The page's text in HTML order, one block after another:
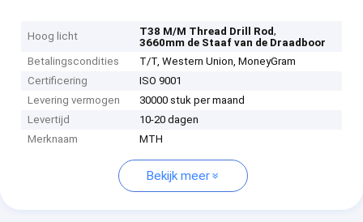
Hoog licht T38 M/M Thread Drill Rod,
3660mm de Staaf van de Draadboor
Betalingscondities
T/T, Western Union, MoneyGram
Certificering
ISO 9001
Levering vermogen
30000 stuk per maand
Levertijd
10-20 dagen
Merknaam
MTH
Bekijk meer